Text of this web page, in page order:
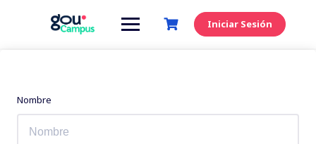
Iniciar Sesión
Nombre